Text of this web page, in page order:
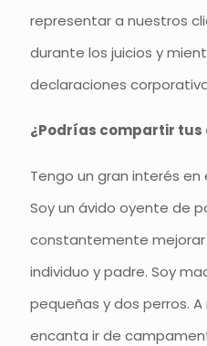
representar a nuestros
durante los juicios y
declaraciones
¿Podrías compartir tus
Tengo un gran interés en
Soy un ávido oyente de
constantemente
individuo y padre. Soy
pequeñas y dos perros.
encanta ir de